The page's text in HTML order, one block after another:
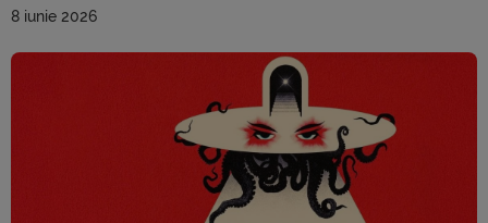
8 iunie 2026